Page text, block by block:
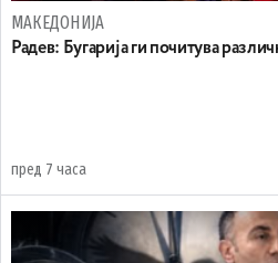
МАКЕДОНИЈА
Радев: Бугарија ги почитува
пред 7 часа